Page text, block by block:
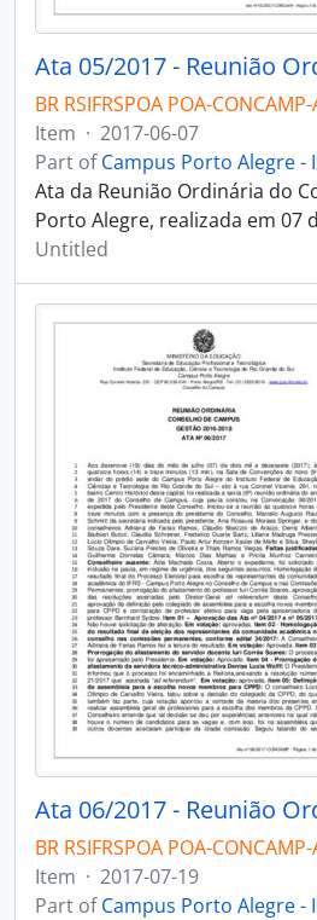
Ata 05/2017 - Reunião
BR RSIFRSPOA POA-
Item · 2017-06-07
Part ofCampus Porto Alegre -
Ata da Reunião Ordinária do
Porto Alegre, realizada em 07
Untitled
Ata 06/2017 - Reunião
BR RSIFRSPOA POA-
Item · 2017-07-19
Part ofCampus Porto Alegre -